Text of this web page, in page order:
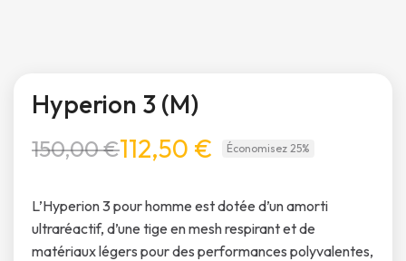
Hyperion 3 (M)
150,00 €112,50 € Économisez 25%
L’Hyperion 3 pour homme est dotée d’un amorti
ultraréactif, d’une tige en mesh respirant et de
matériaux légers pour des performances polyvalentes,